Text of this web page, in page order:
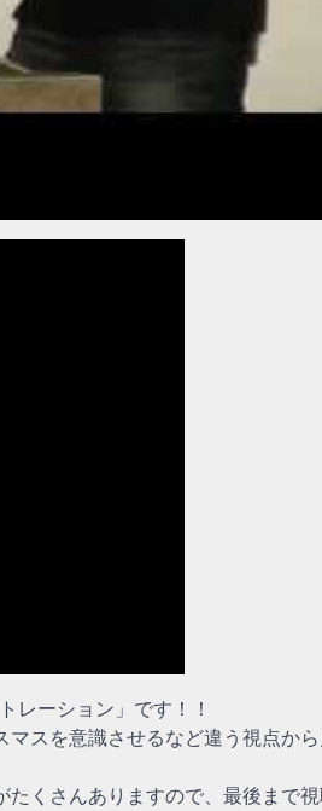
レーション」です！！
スを意識させるなど違う視点か
くさんありますので、最後まで